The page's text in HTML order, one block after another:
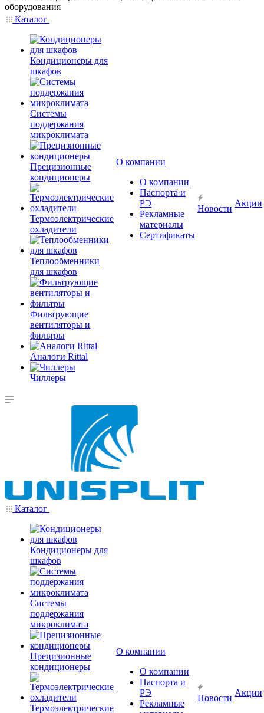
оборудования
Каталог
Кондиционеры для
шкафов
Системы
поддержания
микроклимата
Прецизионные
кондиционеры
Термоэлектрические
охладители
Теплообменники
для шкафов
Фильтрующие
вентиляторы и
фильтры
Аналоги Rittal
Чиллеры
О компании
О компании
Паспорта и
РЭ
Рекламные
материалы
Сертификаты
Новости
Акции
Каталог
Кондиционеры для
шкафов
Системы
поддержания
микроклимата
Прецизионные
кондиционеры
Термоэлектрические
О компании
О компании
Паспорта и
РЭ
Рекламные
Новости
Акции